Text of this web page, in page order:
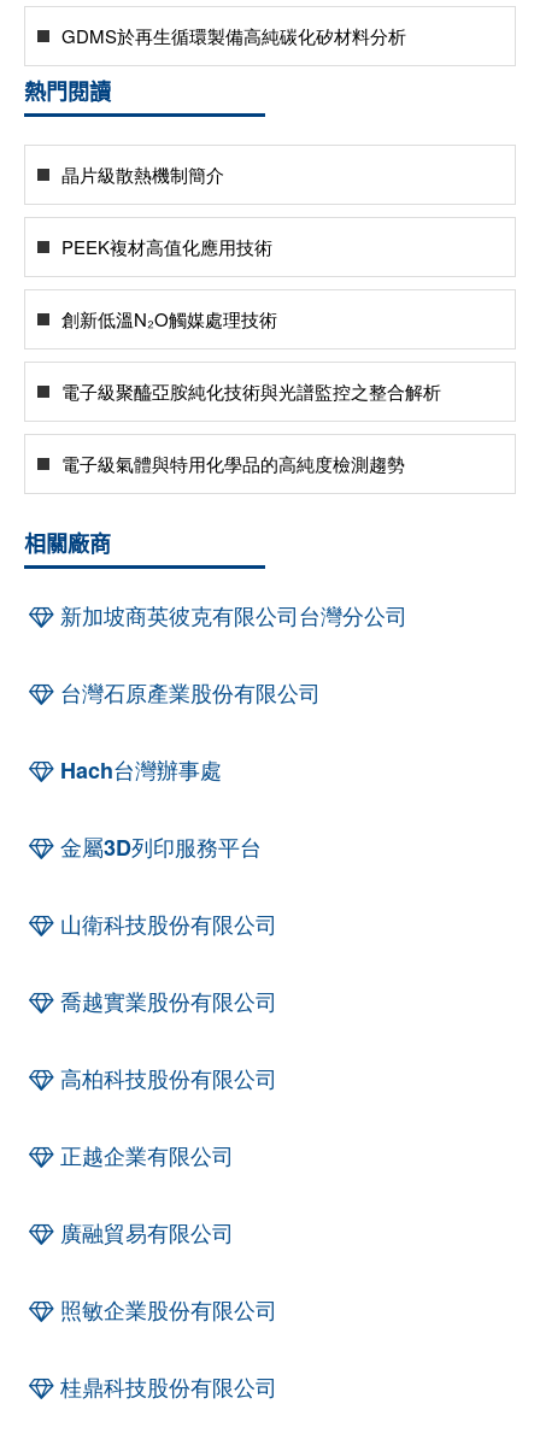
GDMS於再生循環製備高純碳化矽材料分析
熱門閱讀
晶片級散熱機制簡介
PEEK複材高值化應用技術
創新低溫N₂O觸媒處理技術
電子級聚醯亞胺純化技術與光譜監控之整合解析
電子級氣體與特用化學品的高純度檢測趨勢
相關廠商
新加坡商英彼克有限公司台灣分公司
台灣石原產業股份有限公司
Hach台灣辦事處
金屬3D列印服務平台
山衛科技股份有限公司
喬越實業股份有限公司
高柏科技股份有限公司
正越企業有限公司
廣融貿易有限公司
照敏企業股份有限公司
桂鼎科技股份有限公司